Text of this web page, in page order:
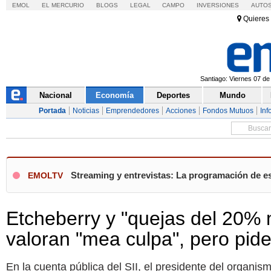
EMOL EL MERCURIO BLOGS LEGAL CAMPO INVERSIONES
Quieres
Santiago: Viernes 07
Nacional Economía Deportes Mundo
Portada Noticias Emprendedores Acciones Fondos Mutuos
EMOLTV Streaming y entrevistas: La programación de
Etcheberry y "quejas del 20%
valoran "mea culpa", pero
En la cuenta pública del SII, el presidente del